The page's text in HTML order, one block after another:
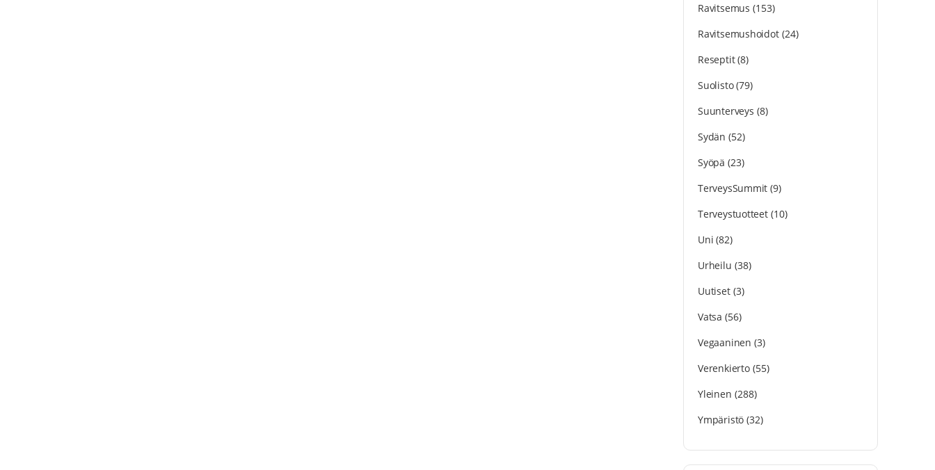
Ravitsemus (153)
Ravitsemushoidot(24)
Reseptit(8)
Suolisto(79)
Suunterveys (8)
Sydän (52)
Syöpä (23)
TerveysSummit (9)
Terveystuotteet(10)
Uni (82)
Urheilu (38)
Uutiset(3)
Vatsa (56)
Vegaaninen (3)
Verenkierto(55)
Yleinen (288)
Ympäristö (32)